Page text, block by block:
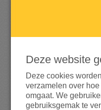
0% bereikt van
Deze website
Deze cookies
verzamelen over
omgaat. We
gebruiksgemak te